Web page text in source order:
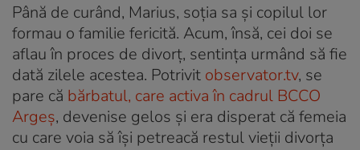
Până de curând, Marius, soția sa și copilul lor
formau o familie fericită. Acum, însă, cei doi se
aflau în proces de divorț, sentința urmând să fie
dată zilele acestea. Potrivit observator.tv, se
pare că bărbatul, care activa în cadrul BCCO
Argeș, devenise gelos și era disperat că femeia
cu care voia să își petreacă restul vieții divorța